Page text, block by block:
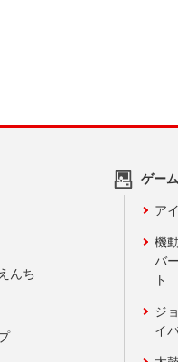
んち
ゲー
ア
機
バ
ト
ジ
イ